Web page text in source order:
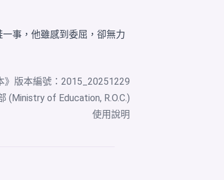
一事，他雖感到委屈，卻無力
》版本編號：2015_20251229
(Ministry of Education, R.O.C.)
使用說明